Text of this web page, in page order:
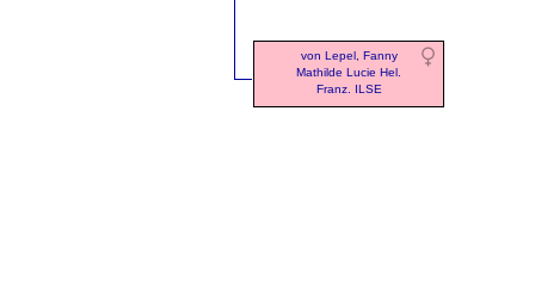
von Lepel, Fanny
Mathilde Lucie Hel.
Franz. ILSE